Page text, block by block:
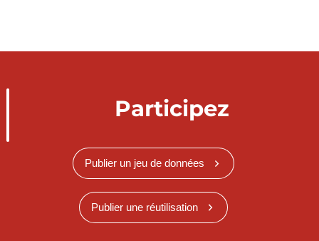
Participez
Publier un jeu de données
Publier une réutilisation